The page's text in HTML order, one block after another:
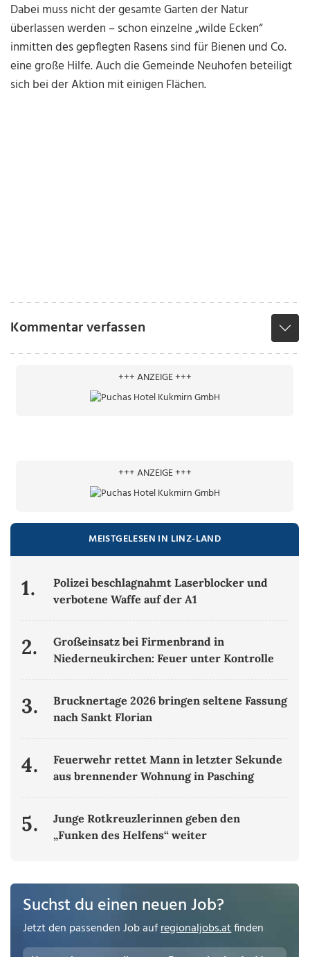
Dabei muss nicht der gesamte Garten der Natur
überlassen werden – schon einzelne „wilde Ecken“
inmitten des gepflegten Rasens sind für Bienen und Co.
eine große Hilfe. Auch die Gemeinde Neuhofen beteiligt
sich bei der Aktion mit einigen Flächen.
Kommentar verfassen
+++ ANZEIGE +++
+++ ANZEIGE +++
MEISTGELESEN IN LINZ-LAND
1.
Polizei beschlagnahmt Laserblocker und
verbotene Waffe auf der A1
2.
Großeinsatz bei Firmenbrand in
Niederneukirchen: Feuer unter Kontrolle
3.
Brucknertage 2026 bringen seltene Fassung
nach Sankt Florian
4.
Feuerwehr rettet Mann in letzter Sekunde
aus brennender Wohnung in Pasching
5.
Junge Rotkreuzlerinnen geben den
„Funken des Helfens“ weiter
Suchst du einen neuen Job?
Jetzt den passenden Job aufregionaljobs.atfinden